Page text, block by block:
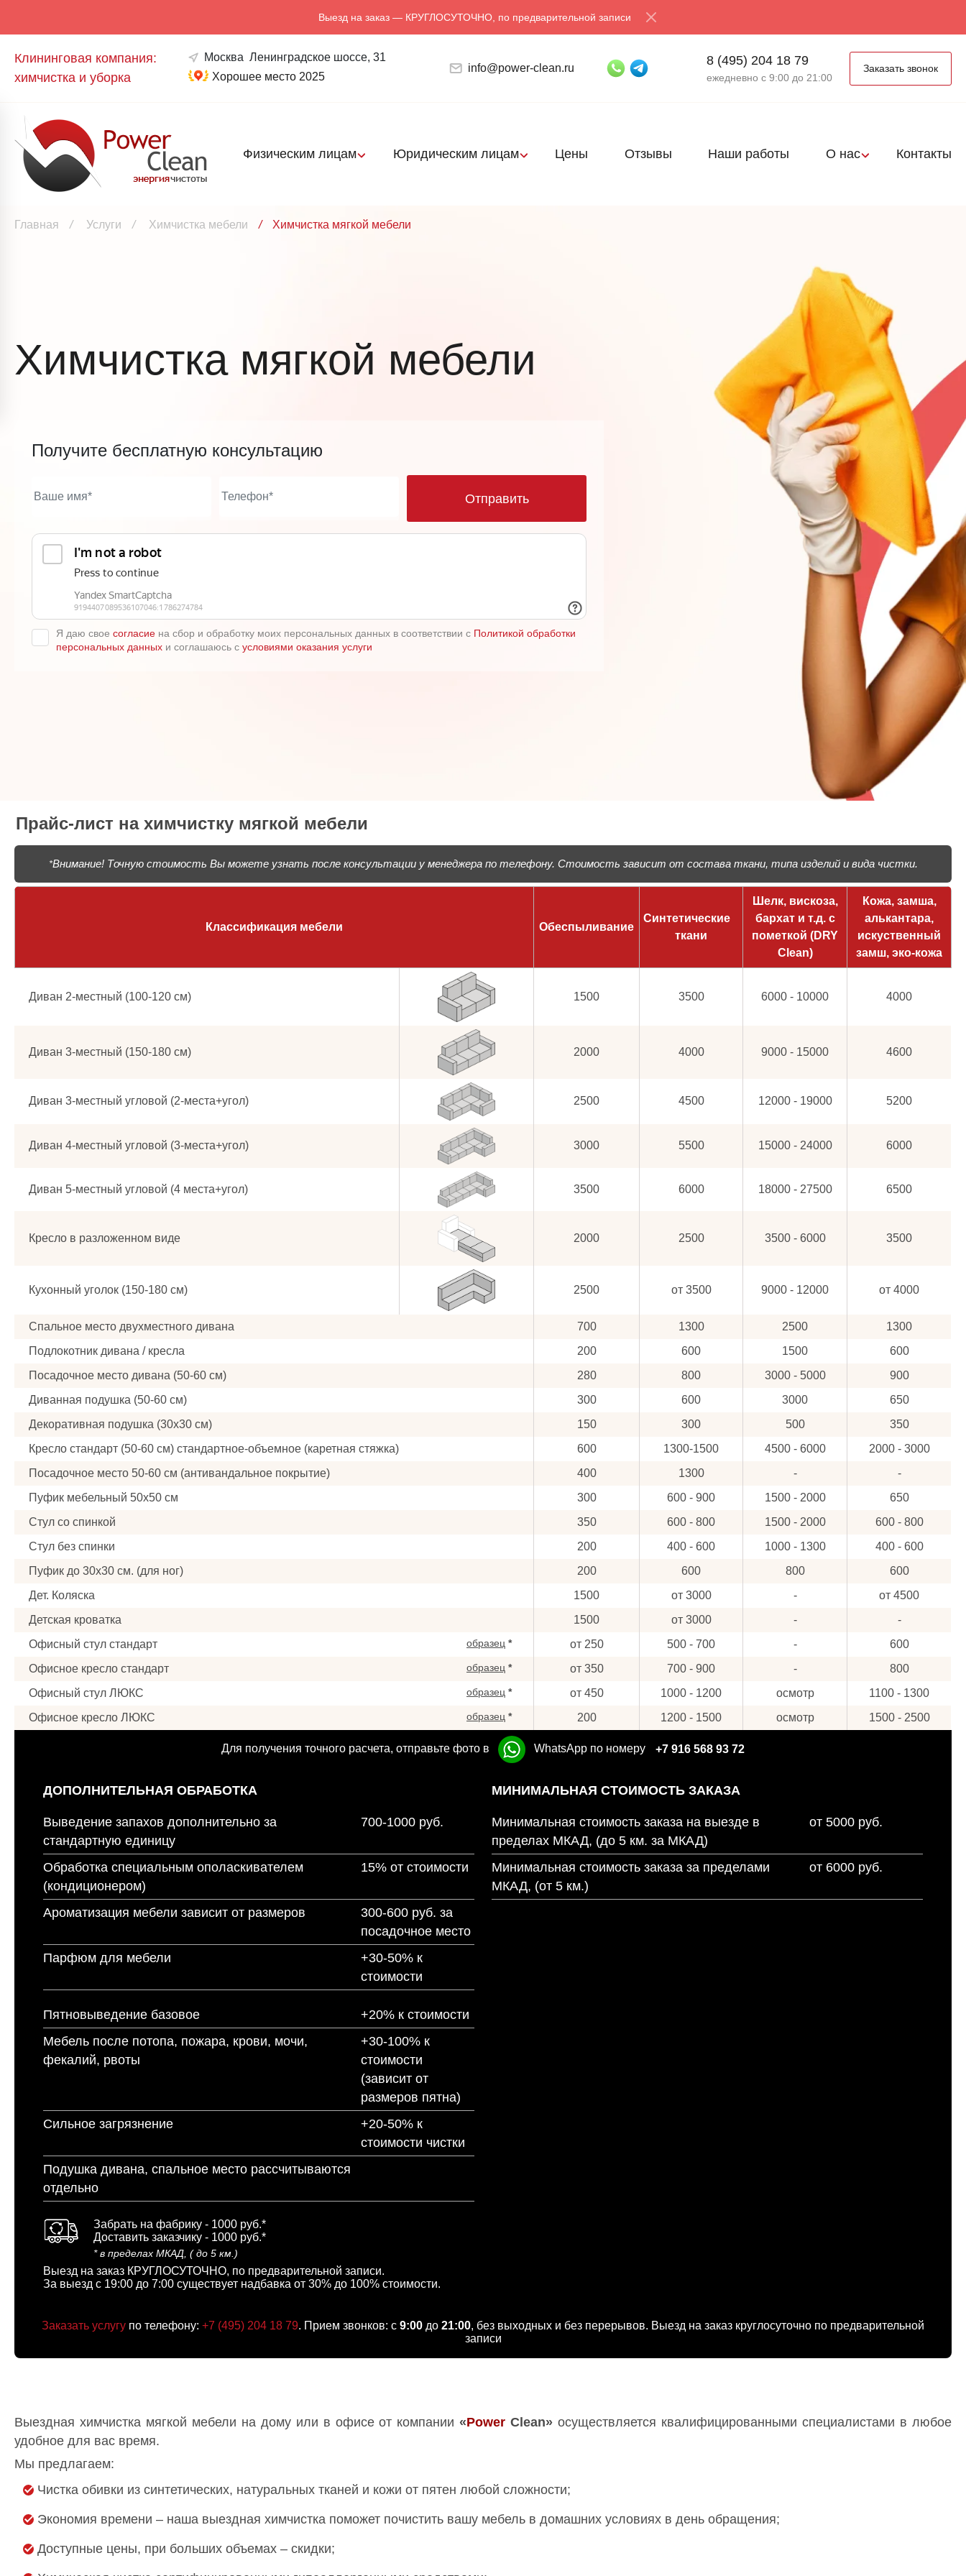
Выезд на заказ — КРУГЛОСУТОЧНО, по предварительной записи
Клининговая компания:
химчистка и уборка
Москва Ленинградское шоссе, 31
Хорошее место 2025
info@power-clean.ru
8 (495) 204 18 79
ежедневно с 9:00 до 21:00
Заказать звонок
Физическим лицам Юридическим лицам Цены Отзывы Наши работы О нас Контакты
Главная / Услуги / Химчистка мебели / Химчистка мягкой мебели
Химчистка мягкой мебели
Получите бесплатную консультацию
Отправить
Я даю свое согласие на сбор и обработку моих персональных данных в соответствии с Политикой обработки
персональных данных и соглашаюсь с условиями оказания услуги
Прайс-лист на химчистку мягкой мебели
*Внимание! Точную стоимость Вы можете узнать после консультации у менеджера по телефону. Стоимость зависит от состава ткани, типа изделий и вида чистки.
Классификация мебели Обеспыливание
Синтетические
ткани
Шелк, вискоза,
бархат и т.д. с
пометкой (DRY
Clean)
Кожа, замша,
алькантара,
искуственный
замш, эко-кожа
Диван 2-местный (100-120 см) 1500 3500 6000 - 10000 4000
Диван 3-местный (150-180 см) 2000 4000 9000 - 15000 4600
Диван 3-местный угловой (2-места+угол) 2500 4500 12000 - 19000 5200
Диван 4-местный угловой (3-места+угол) 3000 5500 15000 - 24000 6000
Диван 5-местный угловой (4 места+угол) 3500 6000 18000 - 27500 6500
Кресло в разложенном виде 2000 2500 3500 - 6000 3500
Кухонный уголок (150-180 см) 2500 от 3500 9000 - 12000 от 4000
Спальное место двухместного дивана 700 1300 2500
1300
Подлокотник дивана / кресла
200 600 1500
600
Посадочное место дивана (50-60 см)
280 800 3000 - 5000
900
Диванная подушка (50-60 см)
300 600 3000
650
Декоративная подушка (30x30 см)
150 300 500
350
Кресло стандарт (50-60 см) стандартное-объемное (каретная стяжка)
600 1300-1500 4500 - 6000
2000 - 3000
Посадочное место 50-60 см (антивандальное покрытие)
400 1300 -
-
Пуфик мебельный 50x50 см
300 600 - 900 1500 - 2000
650
Стул со спинкой
350 600 - 800 1500 - 2000
600 - 800
Стул без спинки
200 400 - 600 1000 - 1300
400 - 600
Пуфик до 30x30 см. (для ног)
200 600 800
600
Дет. Коляска
1500 от 3000 -
от 4500
Детская кроватка
1500 от 3000 -
-
Офисный стул стандарт
образец * от 250 500 - 700 -
600
Офисное кресло стандарт
образец * от 350 700 - 900 -
800
Офисный стул ЛЮКС
образец * от 450 1000 - 1200 осмотр
1100 - 1300
Офисное кресло ЛЮКС
образец * 200 1200 - 1500 осмотр 1500 - 2500
Для получения точного расчета, отправьте фото в WhatsApp по номеру +7 916 568 93 72
ДОПОЛНИТЕЛЬНАЯ ОБРАБОТКА
Выведение запахов дополнительно за
стандартную единицу
700-1000 руб.
Обработка специальным ополаскивателем
(кондиционером)
15% от стоимости
Ароматизация мебели зависит от размеров
300-600 руб. за
посадочное место
Парфюм для мебели
+30-50% к
стоимости
Пятновыведение базовое
+20% к стоимости
Мебель после потопа, пожара, крови, мочи,
фекалий, рвоты
+30-100% к
стоимости
(зависит от
размеров пятна)
Сильное загрязнение
+20-50% к
стоимости чистки
Подушка дивана, спальное место рассчитываются
отдельно
МИНИМАЛЬНАЯ СТОИМОСТЬ ЗАКАЗА
Минимальная стоимость заказа на выезде в
пределах МКАД, (до 5 км. за МКАД)
от 5000 руб.
Минимальная стоимость заказа за пределами
МКАД, (от 5 км.)
от 6000 руб.
Забрать на фабрику - 1000 руб.*
Доставить заказчику - 1000 руб.*
* в пределах МКАД, ( до 5 км.)
Выезд на заказ КРУГЛОСУТОЧНО, по предварительной записи.
За выезд с 19:00 до 7:00 существует надбавка от 30% до 100% стоимости.
Заказать услугу по телефону: +7 (495) 204 18 79. Прием звонков: с 9:00 до 21:00, без выходных и без перерывов. Выезд на заказ круглосуточно по предварительной
записи
Выездная химчистка мягкой мебели на дому или в офисе от компании«Power Clean» осуществляется квалифицированными специалистами в любое
удобное для вас время.
Мы предлагаем:
Чистка обивки из синтетических, натуральных тканей и кожи от пятен любой сложности;
Экономия времени – наша выездная химчистка поможет почистить вашу мебель в домашних условиях в день обращения;
Доступные цены, при больших объемах – скидки;